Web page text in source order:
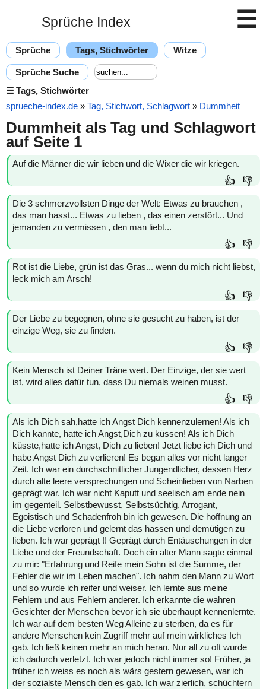
Sprüche Index ☰
Sprüche Tags, Stichwörter Witze
Sprüche Suche
☰ Tags, Stichwörter
sprueche-index.de » Tag, Stichwort, Schlagwort » Dummheit
Dummheit als Tag und Schlagwort
auf Seite 1
Auf die Männer die wir lieben und die Wixer die wir kriegen.
👍 👎
Die 3 schmerzvollsten Dinge der Welt: Etwas zu brauchen ,
das man hasst... Etwas zu lieben , das einen zerstört... Und
jemanden zu vermissen , den man liebt...
👍 👎
Rot ist die Liebe, grün ist das Gras... wenn du mich nicht liebst,
leck mich am Arsch!
👍 👎
Der Liebe zu begegnen, ohne sie gesucht zu haben, ist der
einzige Weg, sie zu finden.
👍 👎
Kein Mensch ist Deiner Träne wert. Der Einzige, der sie wert
ist, wird alles dafür tun, dass Du niemals weinen musst.
👍 👎
Als ich Dich sah,hatte ich Angst Dich kennenzulernen! Als ich
Dich kannte, hatte ich Angst,Dich zu küssen! Als ich Dich
küsste,hatte ich Angst, Dich zu lieben! Jetzt liebe ich Dich und
habe Angst Dich zu verlieren! Es began alles vor nicht langer
Zeit. Ich war ein durchschnitlicher Jungendlicher, dessen Herz
durch alte leere versprechungen und Scheinlieben von Narben
geprägt war. Ich war nicht Kaputt und seelisch am ende nein
im gegenteil. Selbstbewusst, Selbstsüchtig, Arrogant,
Egoistisch und Schadenfroh bin ich gewesen. Die hoffnung an
die Liebe verloren und gelernt das hassen und demütigen zu
lieben. Ich war geprägt !! Geprägt durch Entäuschungen in der
Liebe und der Freundschaft. Doch ein alter Mann sagte einmal
zu mir: "Erfahrung und Reife mein Sohn ist die Summe, der
Fehler die wir im Leben machen". Ich nahm den Mann zu Wort
und so wurde ich reifer und weiser. Ich lernte aus meine
Fehlern und aus Fehlern anderer. Ich erkannte die wahren
Gesichter der Menschen bevor ich sie überhaupt kennenlernte.
Ich war auf dem besten Weg Alleine zu sterben, da es für
andere Menschen kein Zugriff mehr auf mein wirkliches Ich
gab. Ich ließ keinen mehr an mich heran. Nur all zu oft wurde
ich dadurch verletzt. Ich war jedoch nicht immer so! Früher, ja
früher ich weiss es noch als wärs gestern gewesen, war ich
der sozialste Mensch den es gab. Ich war zierlich, schüchtern